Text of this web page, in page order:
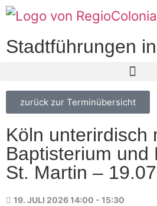
Stadtführungen
zurück zur Terminübersicht
Köln unterirdisch
Baptisterium und
St. Martin –
19. JULI 2026 14:00 - 15:30